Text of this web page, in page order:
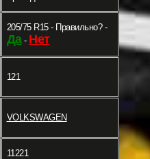
205/75 R15 - Правильно? -
Да- Нет
121
VOLKSWAGEN
11221